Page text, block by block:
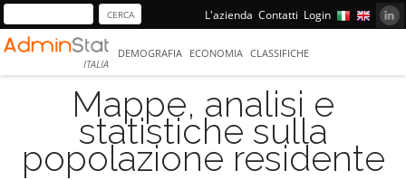
L'azienda Contatti Login
ITALIA
DEMOGRAFIA ECONOMIA CLASSIFICHE
Mappe, analisi e
statistiche sulla
popolazione residente